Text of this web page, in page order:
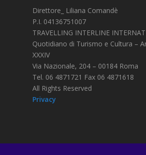
Direttore_ Liliana Comandè
P.I. 04136751007
TRAVELLING INTERLINE
Quotidiano di Turismo e Cultura –
XXXIV
Via Nazionale, 204 – 00184 Roma
Tel. 06 4871721 Fax 06 4871618
All Rights Reserved
Privacy